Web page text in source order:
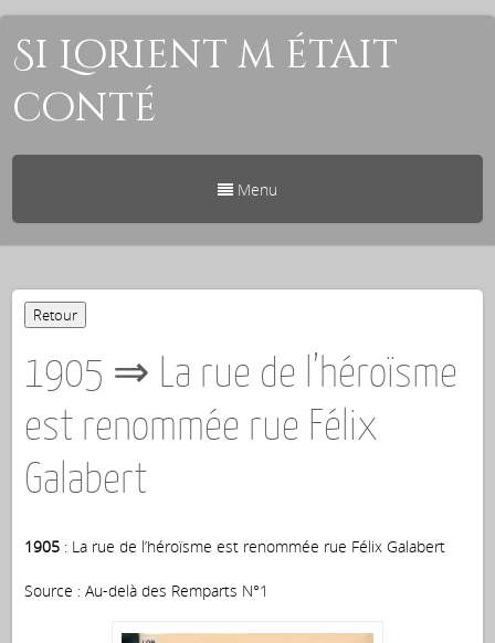
Si Lorient m était
conté
Menu
1905 ⇒ La rue de l’héroïsme
est renommée rue Félix
Galabert
1905: La rue de l’héroïsme est renommée rue Félix Galabert
Source : Au-delà des Remparts N°1